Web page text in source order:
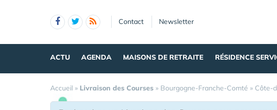
Contact Newsletter
ACTU AGENDA MAISONS DE RETRAITE RÉSIDENCE
Accueil » Livraison des Courses » Bourgogne-Franche-Comté » Côte-